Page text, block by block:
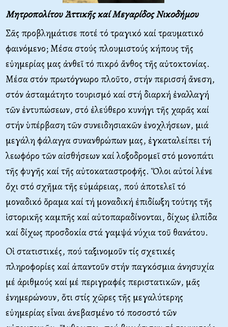
Μητροπολίτου Ἀττικῆς καί Μεγαρίδος Νικοδήμου
Σᾶς προβλημάτισε ποτέ τό τραγικό καί τραυματικό
φαινόμενο; Mέσα στούς πλουμιστούς κήπους τῆς
εὐημερίας μας ἀνθεῖ τό πικρό ἄνθος τῆς αὐτοκτονίας.
Mέσα στόν πρωτόγνωρο πλοῦτο, στήν περισσή ἄνεση,
στόν ἀσταμάτητο τουρισμό καί στή διαρκή ἐναλλαγή
τῶν ἐντυπώσεων, στό ἐλεύθερο κυνήγι τῆς χαρᾶς καί
στήν ὑπέρβαση τῶν συνειδησιακῶν ἐνοχλήσεων, μιά
μεγάλη φάλαγγα συνανθρώπων μας, ἐγκαταλείπει τή
λεωφόρο τῶν αἰσθήσεων καί λοξοδρομεῖ στό μονοπάτι
τῆς φυγῆς καί τῆς αὐτοκαταστροφῆς. Ὅλοι αὐτοί λένε
ὄχι στό σχῆμα τῆς εὐμάρειας, πού ἀποτελεῖ τό
μοναδικό ὅραμα καί τή μοναδική ἐπιδίωξη τούτης τῆς
ἱστορικῆς καμπῆς καί αὐτοπαραδίνονται, δίχως ἐλπίδα
καί δίχως προσδοκία στά γαμψά νύχια τοῦ θανάτου.
Oἱ στατιστικές, πού ταξινομοῦν τίς σχετικές
πληροφορίες καί ἀπαντοῦν στήν παγκόσμια ἀνησυχία
μέ ἀριθμούς καί μέ περιγραφές περιστατικῶν, μᾶς
ἐνημερώνουν, ὅτι στίς χῶρες τῆς μεγαλύτερης
εὐημερίας εἶναι ἀνεβασμένο τό ποσοστό τῶν